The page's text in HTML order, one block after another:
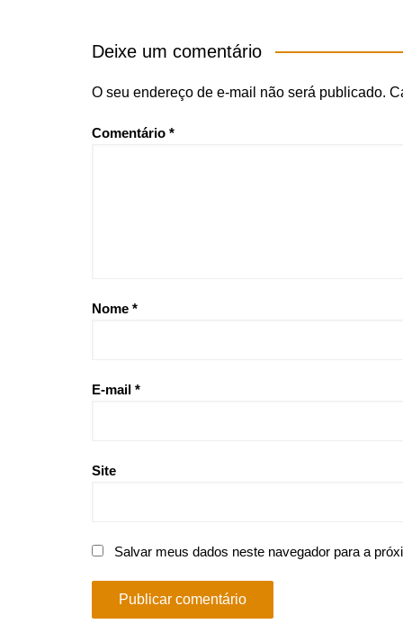
Deixe um comentário
O seu endereço de e-mail não será publicado.
Comentário *
Nome *
E-mail *
Site
Salvar meus dados neste navegador para a